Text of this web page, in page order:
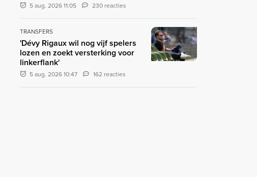
5 aug. 2026 11:05 230 reacties
TRANSFERS
'Dévy Rigaux wil nog vijf spelers
lozen en zoekt versterking voor
linkerflank'
5 aug. 2026 10:47 162 reacties